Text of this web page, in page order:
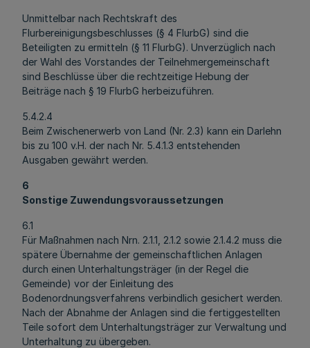
Unmittelbar nach Rechtskraft des
Flurbereinigungsbeschlusses (§ 4 FlurbG) sind die
Beteiligten zu ermitteln (§ 11 FlurbG). Unverzüglich nach
der Wahl des Vorstandes der Teilnehmergemeinschaft
sind Beschlüsse über die rechtzeitige Hebung der
Beiträge nach § 19 FlurbG herbeizuführen.
5.4.2.4
Beim Zwischenerwerb von Land (Nr. 2.3) kann ein Darlehn
bis zu 100 v.H. der nach Nr. 5.4.1.3 entstehenden
Ausgaben gewährt werden.
6
Sonstige Zuwendungsvoraussetzungen
6.1
Für Maßnahmen nach Nrn. 2.1.1, 2.1.2 sowie 2.1.4.2 muss die
spätere Übernahme der gemeinschaftlichen Anlagen
durch einen Unterhaltungsträger (in der Regel die
Gemeinde) vor der Einleitung des
Bodenordnungsverfahrens verbindlich gesichert werden.
Nach der Abnahme der Anlagen sind die fertiggestellten
Teile sofort dem Unterhaltungsträger zur Verwaltung und
Unterhaltung zu übergeben.